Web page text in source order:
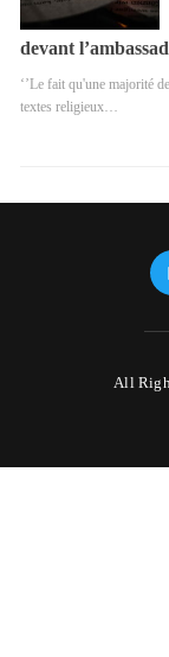
devant
‘’Le fait qu'une majorité
textes religieux…
All